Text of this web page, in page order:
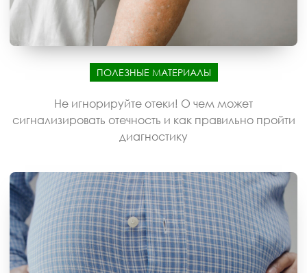
ПОЛЕЗНЫЕ МАТЕРИАЛЫ
Не игнорируйте отеки! О чем может
сигнализировать отечность и как правильно пройти
диагностику